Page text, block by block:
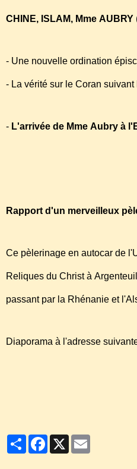
CHINE, ISLAM, Mme AUBRY
- Une nouvelle ordination
- La vérité sur le Coran
- L'arrivée de Mme Aubry à
Rapport d'un merveilleux
Ce pèlerinage en autocar de
Reliques du Christ à
passant par la Rhénanie et
Diaporama à l'adresse
PartagerFacebook
X